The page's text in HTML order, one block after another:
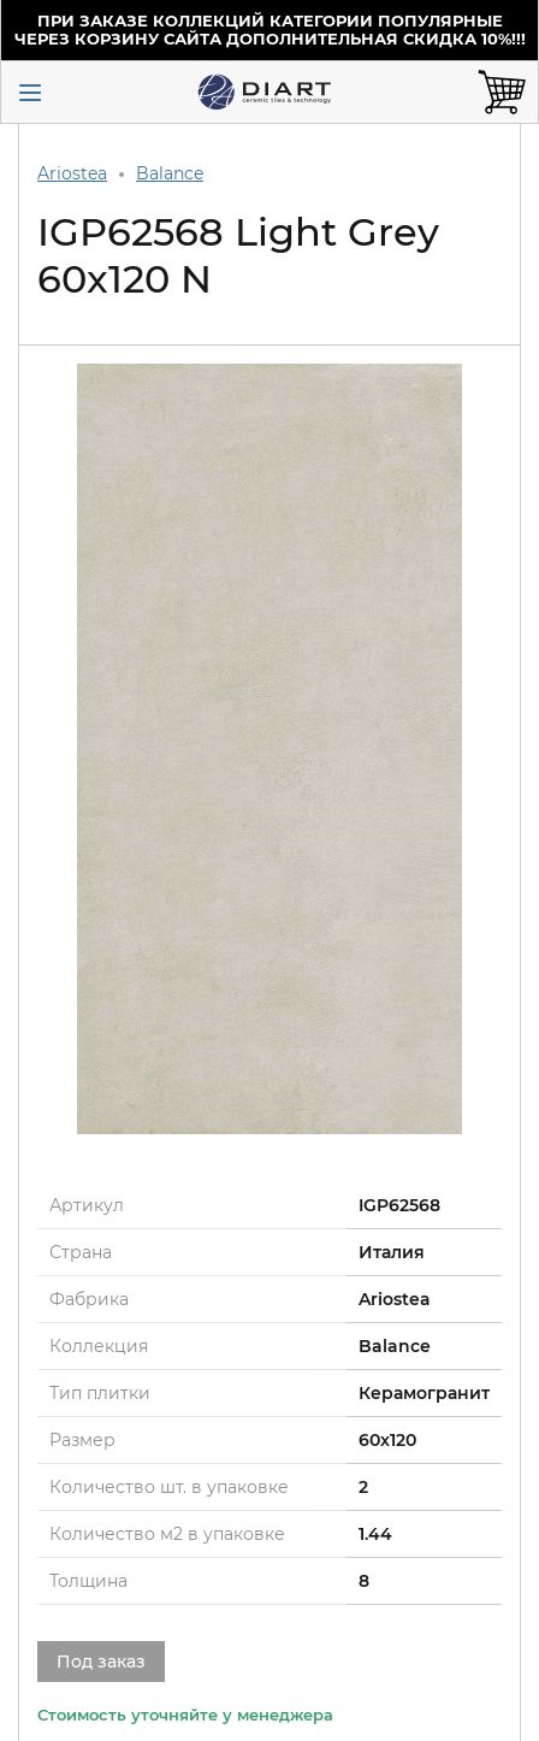
ПРИ ЗАКАЗЕ КОЛЛЕКЦИЙ КАТЕГОРИИ ПОПУЛЯРНЫЕ
ЧЕРЕЗ КОРЗИНУ САЙТА ДОПОЛНИТЕЛЬНАЯ СКИДКА 10%!!!
Ariostea Balance
IGP62568 Light Grey
60x120 N
Артикул IGP62568
Страна Италия
Фабрика Ariostea
Коллекция Balance
Тип плитки Керамогранит
Размер 60x120
Количество шт. в упаковке 2
Количество м2 в упаковке 1.44
Толщина 8
Под заказ